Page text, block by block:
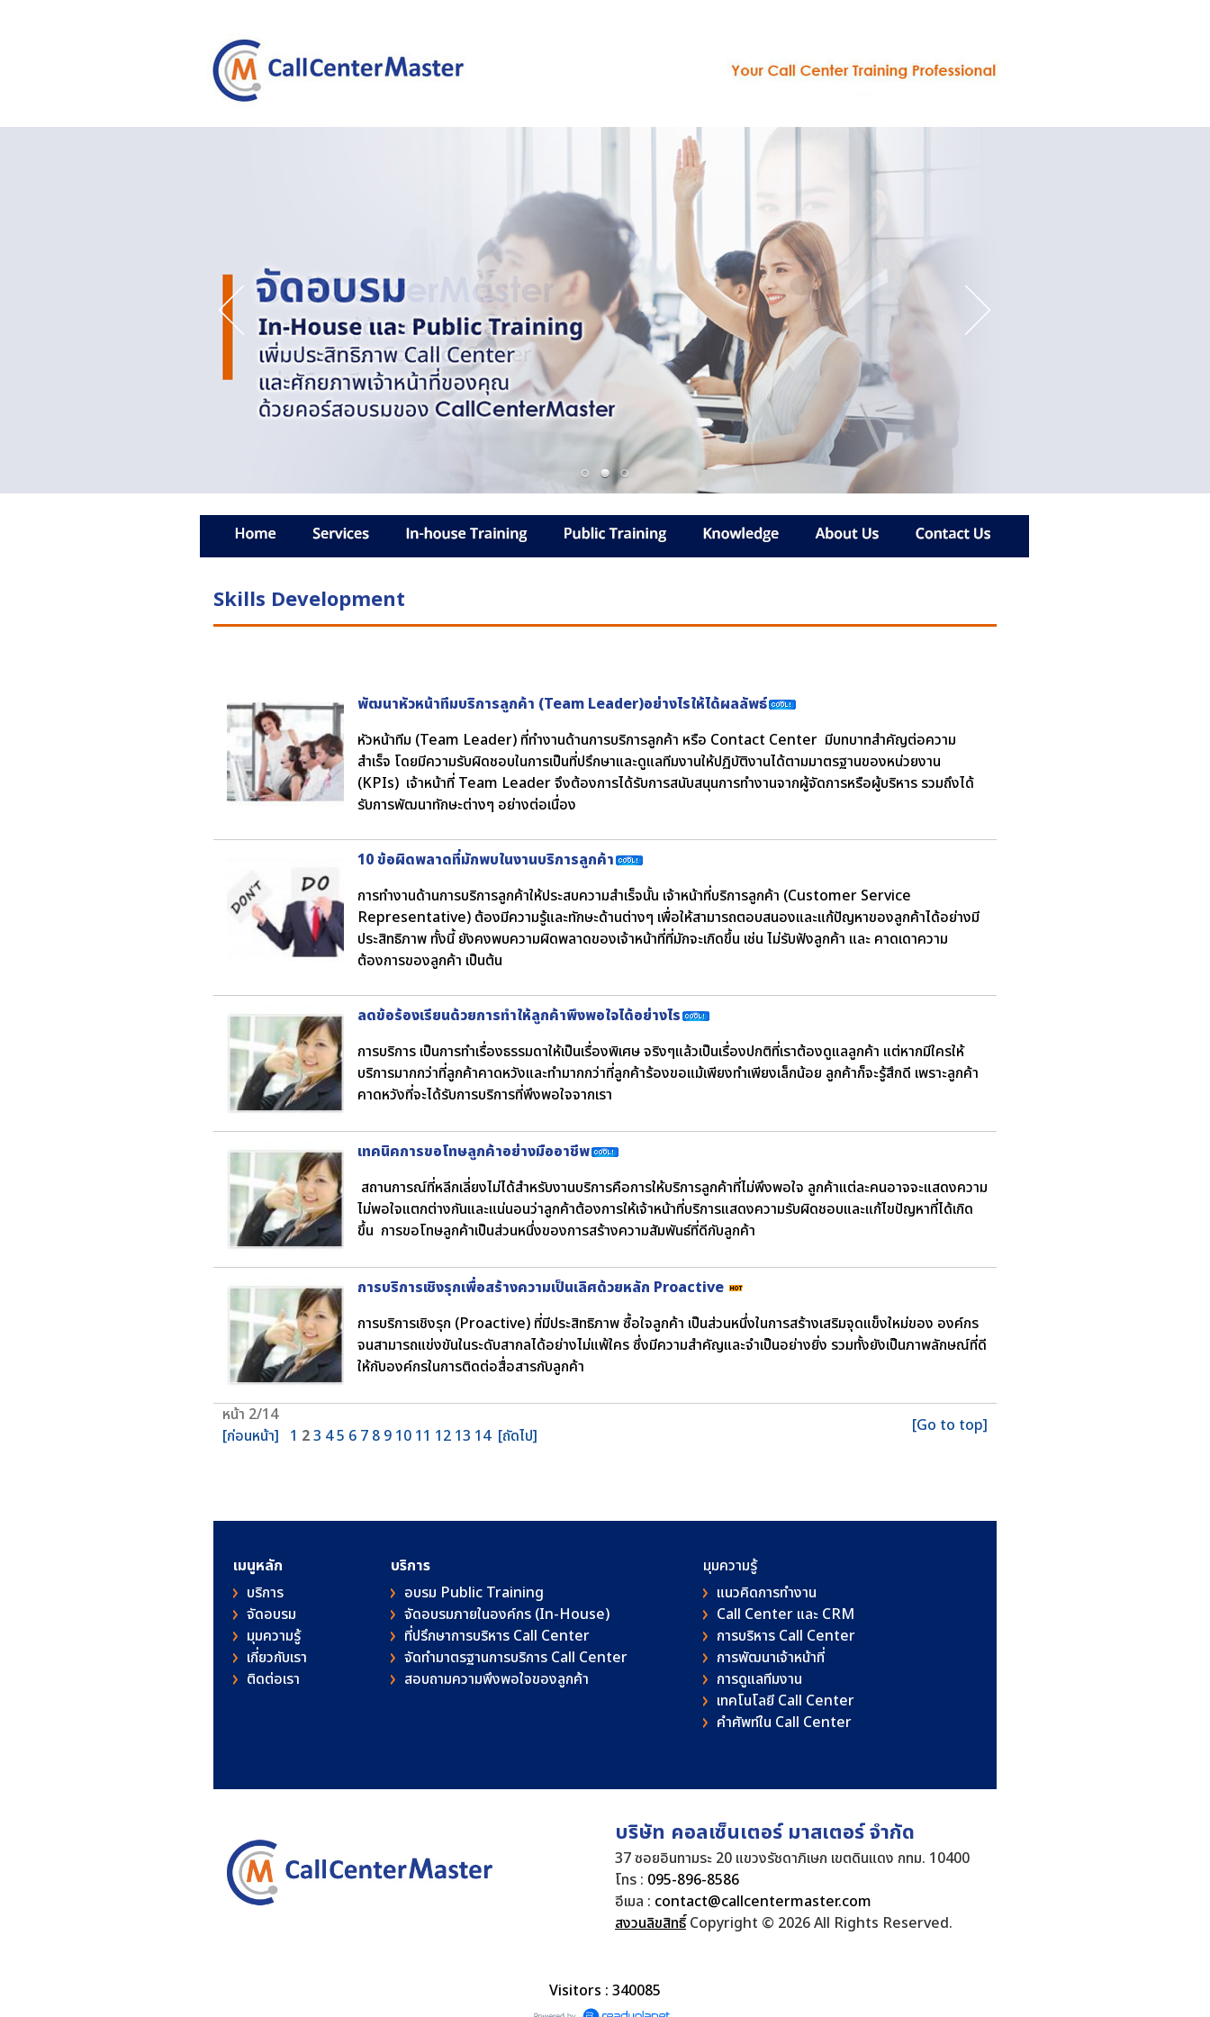
Skills Development
พัฒนาหัวหน้าทีมบริการลูกค้า (Team Leader)อย่างไรให้ได้ผลลัพธ์
หัวหน้าทีม (Team Leader) ที่ทำงานด้านการบริการลูกค้า หรือ Contact Center มีบทบาทสำคัญต่อความ
สำเร็จ โดยมีความรับผิดชอบในการเป็นที่ปรึกษาและดูแลทีมงานให้ปฏิบัติงานได้ตามมาตรฐานของหน่วยงาน
(KPIs) เจ้าหน้าที่ Team Leader จึงต้องการได้รับการสนับสนุนการทำงานจากผู้จัดการหรือผู้บริหาร รวมถึงได้
รับการพัฒนาทักษะต่างๆ อย่างต่อเนื่อง
10 ข้อผิดพลาดที่มักพบในงานบริการลูกค้า
การทำงานด้านการบริการลูกค้าให้ประสบความสำเร็จนั้น เจ้าหน้าที่บริการลูกค้า (Customer Service
Representative) ต้องมีความรู้และทักษะด้านต่างๆ เพื่อให้สามารถตอบสนองและแก้ปัญหาของลูกค้าได้อย่างมี
ประสิทธิภาพ ทั้งนี้ ยังคงพบความผิดพลาดของเจ้าหน้าที่ที่มักจะเกิดขึ้น เช่น ไม่รับฟังลูกค้า และ คาดเดาความ
ต้องการของลูกค้า เป็นต้น
ลดข้อร้องเรียนด้วยการทำให้ลูกค้าพึงพอใจได้อย่างไร
การบริการ เป็นการทำเรื่องธรรมดาให้เป็นเรื่องพิเศษ จริงๆแล้วเป็นเรื่องปกติที่เราต้องดูแลลูกค้า แต่หากมีใครให้
บริการมากกว่าที่ลูกค้าคาดหวังและทำมากกว่าที่ลูกค้าร้องขอแม้เพียงทำเพียงเล็กน้อย ลูกค้าก็จะรู้สึกดี เพราะลูกค้า
คาดหวังที่จะได้รับการบริการที่พึงพอใจจากเรา
เทคนิคการขอโทษลูกค้าอย่างมืออาชีพ
สถานการณ์ที่หลีกเลี่ยงไม่ได้สำหรับงานบริการคือการให้บริการลูกค้าที่ไม่พึงพอใจ ลูกค้าแต่ละคนอาจจะแสดงความ
ไม่พอใจแตกต่างกันและแน่นอนว่าลูกค้าต้องการให้เจ้าหน้าที่บริการแสดงความรับผิดชอบและแก้ไขปัญหาที่ได้เกิด
ขึ้น การขอโทษลูกค้าเป็นส่วนหนึ่งของการสร้างความสัมพันธ์ที่ดีกับลูกค้า
การบริการเชิงรุกเพื่อสร้างความเป็นเลิศด้วยหลัก Proactive
การบริการเชิงรุก (Proactive) ที่มีประสิทธิภาพ ซื้อใจลูกค้า เป็นส่วนหนึ่งในการสร้างเสริมจุดแข็งใหม่ของ องค์กร
จนสามารถแข่งขันในระดับสากลได้อย่างไม่แพ้ใคร ซึ่งมีความสําคัญและจําเป็นอย่างยิ่ง รวมทั้งยังเป็นภาพลักษณ์ที่ดี
ให้กับองค์กรในการติดต่อสื่อสารกับลูกค้า
หน้า 2/14
[ก่อนหน้า] 1 23 45 6 7 8 9 10 11 12 13 14 [ถัดไป] [Go to top]
เมนูหลัก
บริการ
จัดอบรม
มุมความรู้
เกี่ยวกับเรา
ติดต่อเรา
บริการ
อบรม Public Training
จัดอบรมภายในองค์กร (In-House)
ที่ปรึกษาการบริหาร Call Center
จัดทำมาตรฐานการบริการ Call Center
สอบถามความพึงพอใจของลูกค้า
มุมความรู้
แนวคิดการทำงาน
Call Center และ CRM
การบริหาร Call Center
การพัฒนาเจ้าหน้าที่
การดูแลทีมงาน
เทคโนโลยี Call Center
คําศัพท์ใน Call Center
บริษัท คอลเซ็นเตอร์ มาสเตอร์ จำกัด
37 ซอยอินทามระ 20 แขวงรัชดาภิเษก เขตดินแดง กทม. 10400
โทร : 095-896-8586
อีเมล : contact@callcentermaster.com
สงวนลิขสิทธิ์Copyright © 2026 All Rights Reserved.
Visitors : 340085